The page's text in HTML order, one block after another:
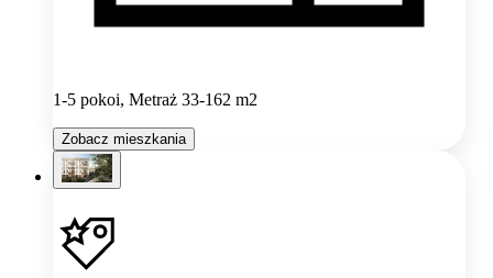
1-5 pokoi, Metraż 33-162 m2
Zobacz mieszkania